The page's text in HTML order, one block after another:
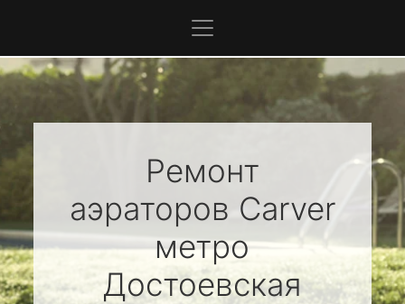
Ремонт
аэраторов Carver
метро
Достоевская